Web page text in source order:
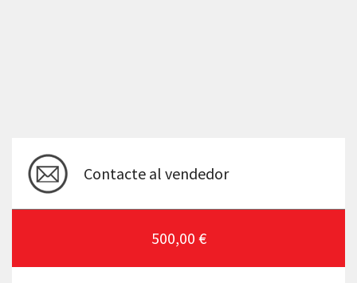
Contacte al vendedor
500,00 €